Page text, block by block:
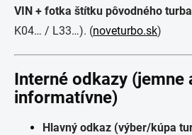
VIN + fotka štítku pôvodného turba
K04… / L33…). (noveturbo.sk)
Interné odkazy (jemne
informatívne)
Hlavný odkaz (výber/kúpa